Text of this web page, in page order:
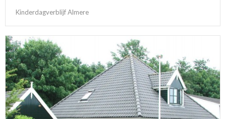
Kinderdagverblijf Almere